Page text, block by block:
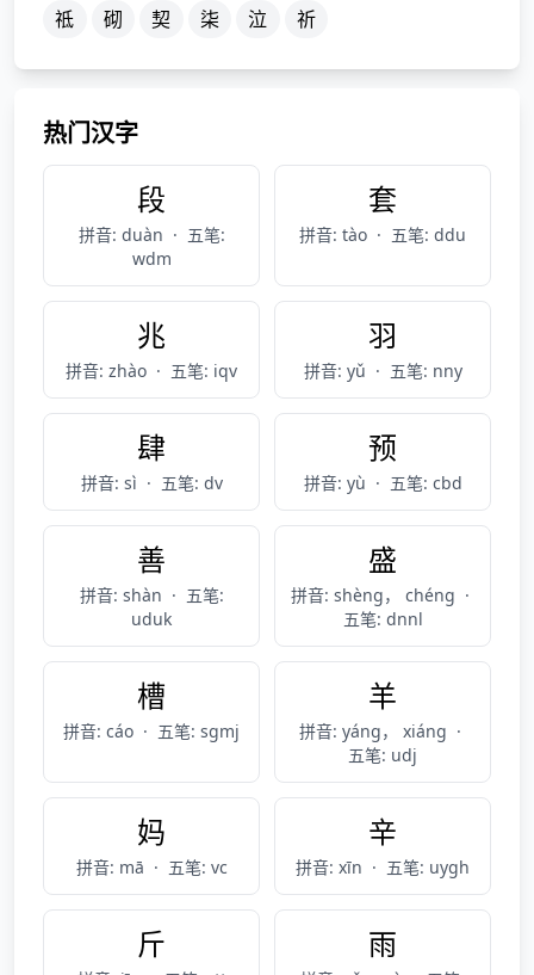
祗
砌 契 柒 泣 祈
热门汉字
段
拼音: duàn · 五笔:
wdm
套
拼音: tào · 五笔: ddu
兆
拼音: zhào · 五笔: iqv
羽
拼音: yǔ · 五笔: nny
肆
拼音: sì · 五笔: dv
预
拼音: yù · 五笔: cbd
善
拼音: shàn · 五笔:
uduk
盛
拼音: shèng， chéng ·
五笔: dnnl
槽
拼音: cáo · 五笔: sgmj
羊
拼音: yáng， xiáng ·
五笔: udj
妈
拼音: mā · 五笔: vc
辛
拼音: xīn · 五笔: uygh
斤 雨